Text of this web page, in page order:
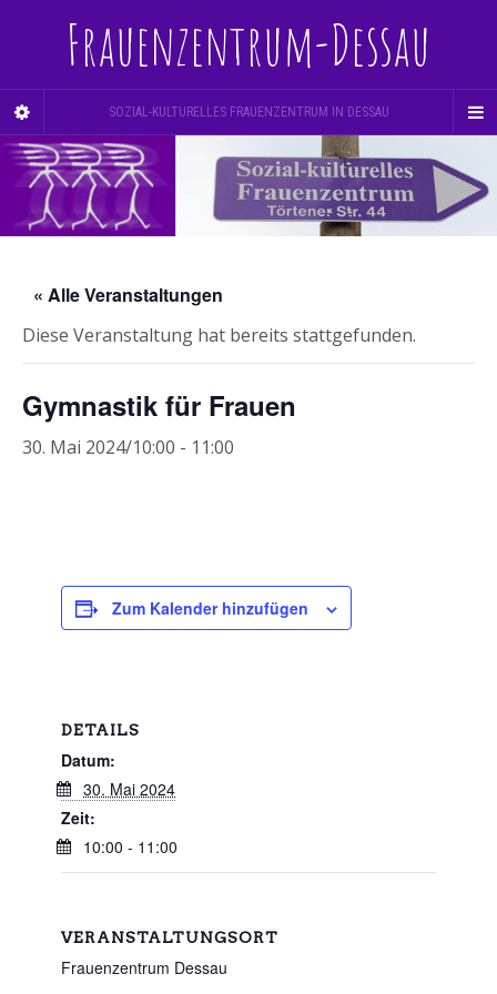
Frauenzentrum-Dessau
SOZIAL-KULTURELLES FRAUENZENTRUM IN DESSAU
« Alle Veranstaltungen
Diese Veranstaltung hat bereits stattgefunden.
Gymnastik für Frauen
30. Mai 2024/10:00 - 11:00
Zum Kalender hinzufügen
DETAILS
Datum:
30. Mai 2024
Zeit:
10:00 - 11:00
VERANSTALTUNGSORT
Frauenzentrum Dessau